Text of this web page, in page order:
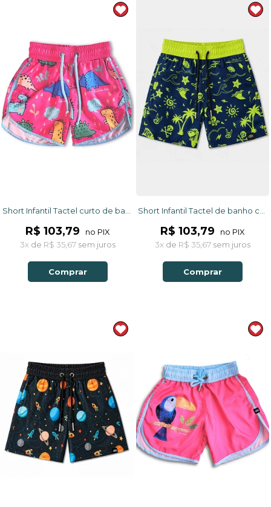
R$ 103,79
no PIX
3x de R$ 35,67sem juros
Comprar
R$ 103,79
no PIX
3x de R$ 35,67 sem juros
Comprar